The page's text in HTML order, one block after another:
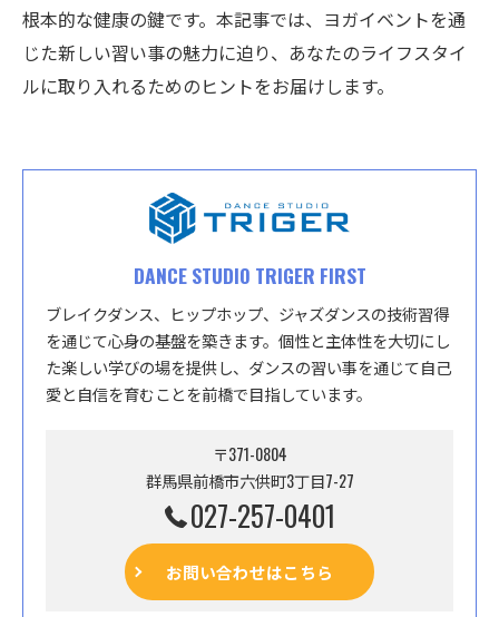
根本的な健康の鍵です。本記事では、ヨガイベントを通
じた新しい習い事の魅力に迫り、あなたのライフスタイ
ルに取り入れるためのヒントをお届けします。
DANCE STUDIO TRIGER FIRST
ブレイクダンス、ヒップホップ、ジャズダンスの技術習得
を通じて心身の基盤を築きます。個性と主体性を大切にし
た楽しい学びの場を提供し、ダンスの習い事を通じて自己
愛と自信を育むことを前橋で目指しています。
〒371-0804
群馬県前橋市六供町3丁目7-27
027-257-0401
お問い合わせはこちら